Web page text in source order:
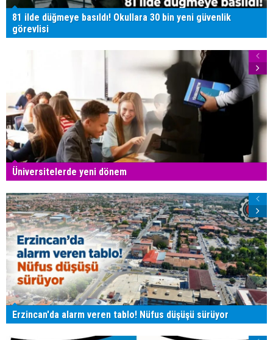
81 ilde düğmeye basıldı! Okullara 30 bin yeni güvenlik
görevlisi
Üniversitelerde yeni dönem
Erzincan'da alarm veren tablo! Nüfus düşüşü sürüyor